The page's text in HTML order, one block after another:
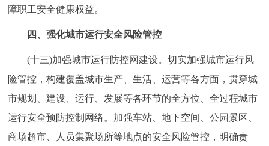
障职工安全健康权益。
四、强化城市运行安全风险管控
(十三)加强城市运行防控网建设。切实加强城市运行风
险管控，构建覆盖城市生产、生活、运营等各方面，贯穿城
市规划、建设、运行、发展等各环节的全方位、全过程城市
运行安全预防控制网络。加强车站、地下空间、公园景区、
商场超市、人员集聚场所等地点的安全风险管控，明确责